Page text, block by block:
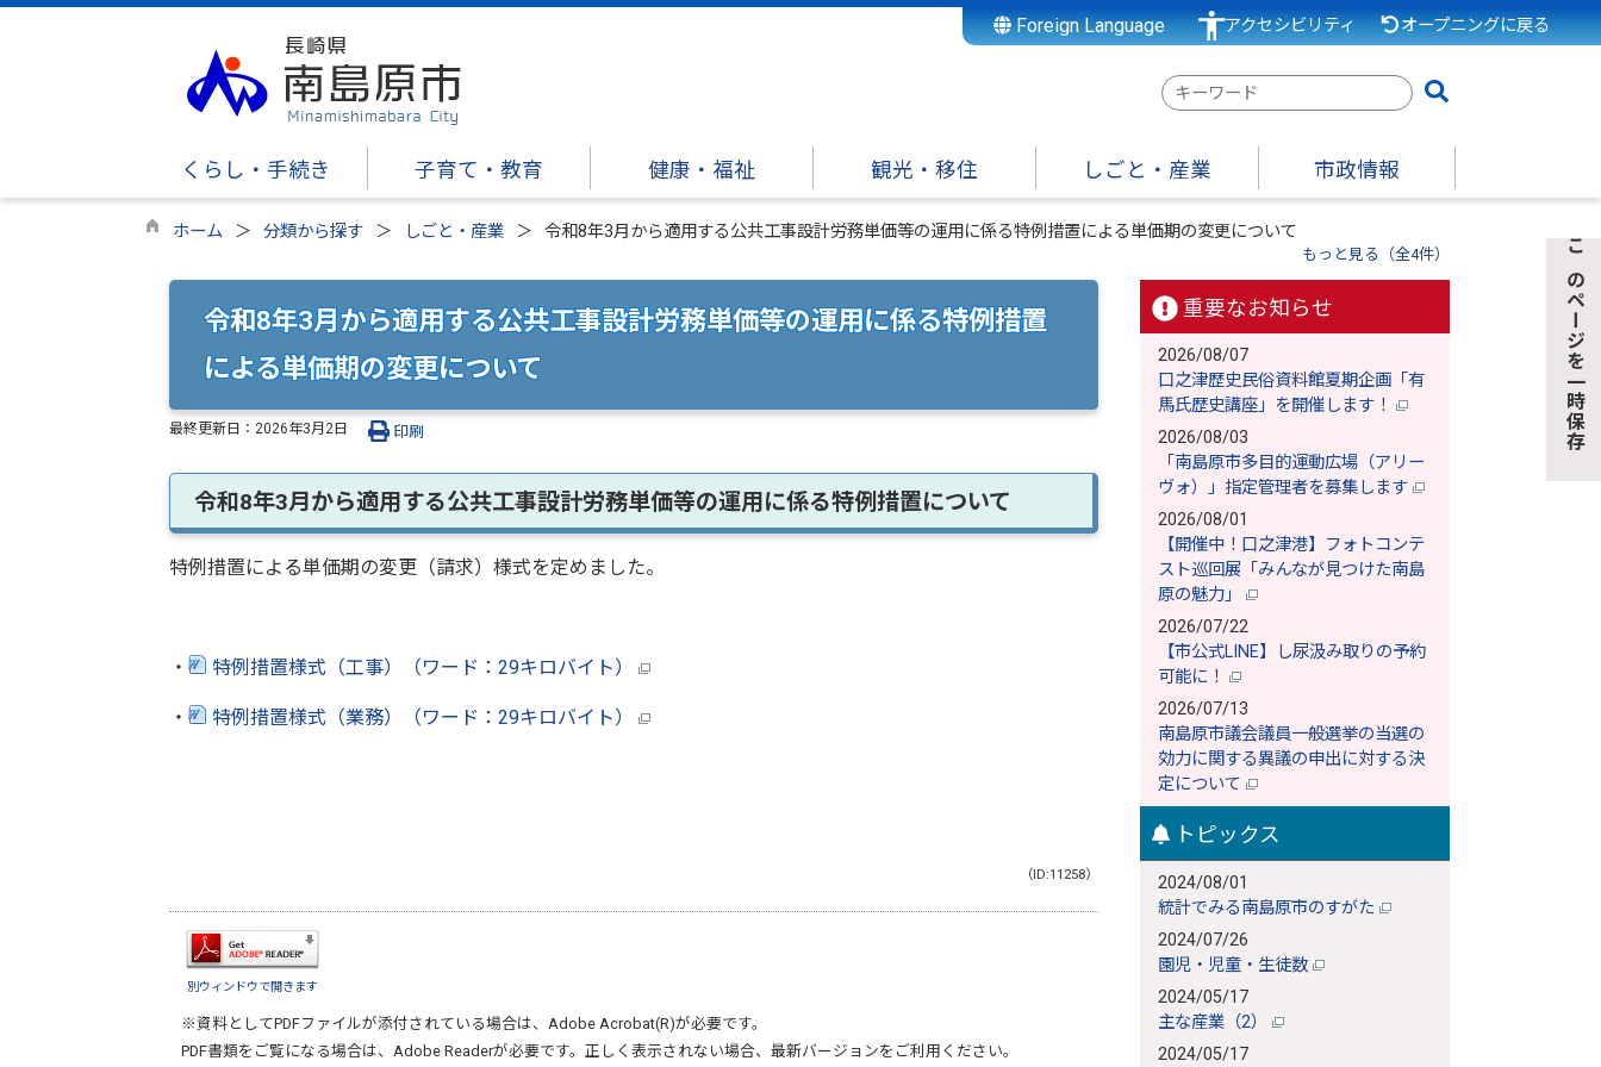
Foreign Language アクセシビリティ オープニングに戻る
検
ー
ワ
ー
くらし・手続き 子育て・教育 健康・福祉 観光・移住 しごと・産業 市政情報
ホーム 分類から探す しごと・産業 令和8年3月から適用する公共工事設計労務単価等の運用に係る特例措置による単価期の変更について
もっと見る（全4件）
令和8年3月から適用する公共工事設計労務単価等の運用に係る特例措置
による単価期の変更について
最終更新日： 2026年3月2日 印刷
令和8年3月から適用する公共工事設計労務単価等の運用に係る特例措置について
特例措置による単価期の変更（請求）様式を定めました。
・ 特例措置様式（工事）（ワード：29キロバイト）
・ 特例措置様式（業務）（ワード：29キロバイト）
（ID:11258）
別ウィンドウで開きます
※資料としてPDFファイルが添付されている場合は、 Adobe Acrobat(R)が必要です。
PDF書類をご覧になる場合は、 Adobe Readerが必要です。正しく表示されない場合、最新バージョンをご利用ください。
重要なお知らせ
2026/08/07
口之津歴史民俗資料館夏期企画「有
馬氏歴史講座」を開催します！
2026/08/03
「南島原市多目的運動広場（アリー
ヴォ）」指定管理者を募集します
2026/08/01
【開催中！口之津港】フォトコンテ
スト巡回展「みんなが見つけた南島
原の魅力」
2026/07/22
【市公式LINE】し尿汲み取りの予約
可能に！
2026/07/13
南島原市議会議員一般選挙の当選の
効力に関する異議の申出に対する決
定について
トピックス
2024/08/01
統計でみる南島原市のすがた
2024/07/26
園児・児童・生徒数
2024/05/17
主な産業（2）
2024/05/17
このページを一時保存